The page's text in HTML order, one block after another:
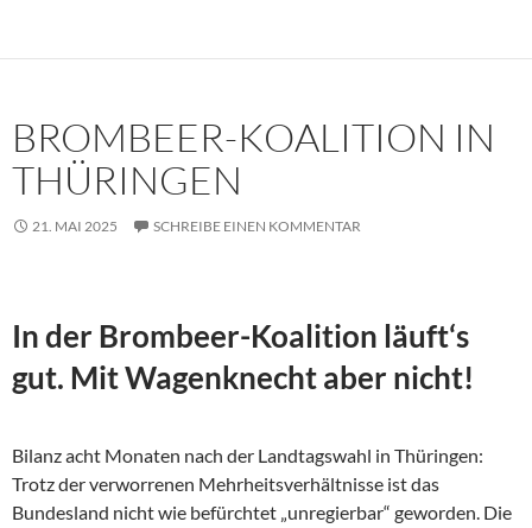
BROMBEER-KOALITION IN
THÜRINGEN
21. MAI 2025 SCHREIBE EINEN KOMMENTAR
In der Brombeer-Koalition läuft‘s
gut. Mit Wagenknecht aber nicht!
Bilanz acht Monaten nach der Landtagswahl in Thüringen:
Trotz der verworrenen Mehrheitsverhältnisse ist das
Bundesland nicht wie befürchtet „unregierbar“ geworden. Die